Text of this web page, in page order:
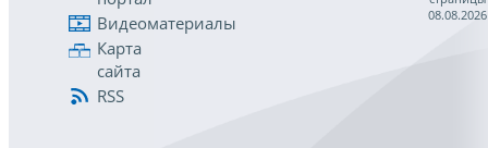
Видеоматериалы
Карта
сайта
RSS
08.08.2026